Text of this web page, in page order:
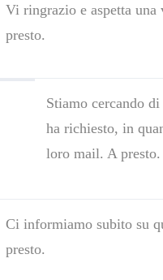
Vi ringrazio e aspetta una
presto.
Stiamo cercando
ha richiesto, in
loro mail. A presto.
Ci informiamo subito su
presto.